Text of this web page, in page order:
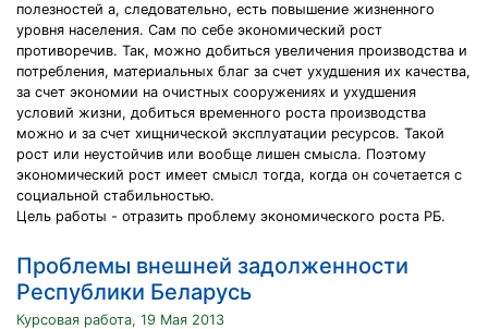
полезностей а, следовательно, есть повышение жизненного
уровня населения. Сам по себе экономический рост
противоречив. Так, можно добиться увеличения производства и
потребления, материальных благ за счет ухудшения их качества,
за счет экономии на очистных сооружениях и ухудшения
условий жизни, добиться временного роста производства
можно и за счет хищнической эксплуатации ресурсов. Такой
рост или неустойчив или вообще лишен смысла. Поэтому
экономический рост имеет смысл тогда, когда он сочетается с
социальной стабильностью.
Цель работы - отразить проблему экономического роста РБ.
Проблемы внешней задолженности
Республики Беларусь
Курсовая работа, 19 Мая 2013